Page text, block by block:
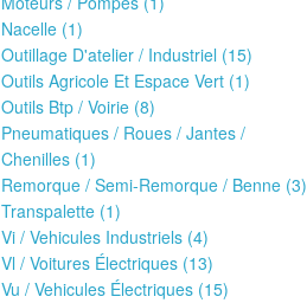
Nacelle (1)
Outillage D'atelier / Industriel (15)
Outils Agricole Et Espace Vert (1)
Outils Btp / Voirie (8)
Pneumatiques / Roues / Jantes /
Chenilles (1)
Remorque / Semi-Remorque / Benne (3)
Transpalette (1)
Vi / Vehicules Industriels (4)
Vl / Voitures Électriques (13)
Vu / Vehicules Électriques (15)